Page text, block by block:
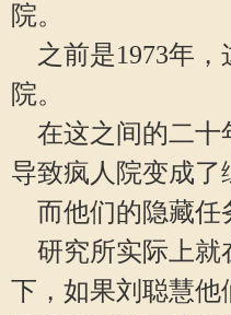
院。
之前是1973年，
院。
在这之间的二十
导致疯人院变成了
而他们的隐藏任
研究所实际上就
下，如果刘聪慧他